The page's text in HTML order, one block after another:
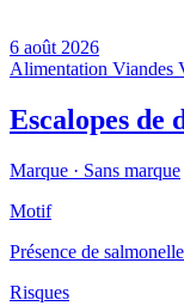
6 août 2026
Alimentation Viandes
Escalopes de
Marque · Sans marque
Motif
Présence de
Risques